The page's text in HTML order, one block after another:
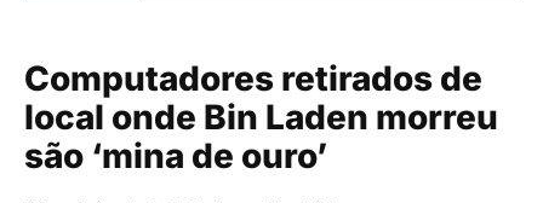
Computadores retirados de
local onde Bin Laden morreu
são ‘mina de ouro’